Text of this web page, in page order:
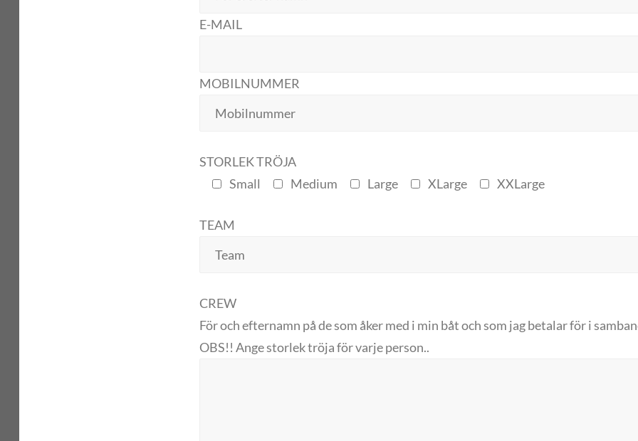
E-MAIL
MOBILNUMMER
STORLEK TRÖJA
Small
Medium Large XLarge XXLarge
TEAM
CREW
För och efternamn på de som åker med i min båt och som jag betalar för i
OBS!! Ange storlek tröja för varje person..